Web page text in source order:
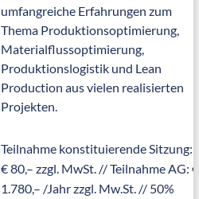
umfangreiche Erfahrungen zum
Thema Produktionsoptimierung,
Materialflussoptimierung,
Produktionslogistik und Lean
Production aus vielen realisierten
Projekten.
Teilnahme konstituierende Sitzung:
€ 80,– zzgl. MwSt. // Teilnahme AG: €
1.780,– /Jahr zzgl. Mw.St. // 50%